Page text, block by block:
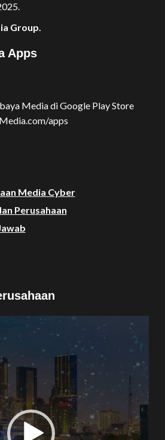
Group.
Apps
Media di Google Play Store
apps
Media Cyber
Perusahaan